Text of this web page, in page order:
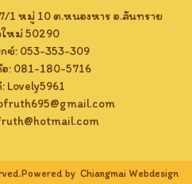
1 หมู่ 10 ต.หนองหาร อ.สันทราย
ใหม่ 50290
: 053-353-309
: 081-180-5716
Lovely​5961​
by Chiangmai Webdesign